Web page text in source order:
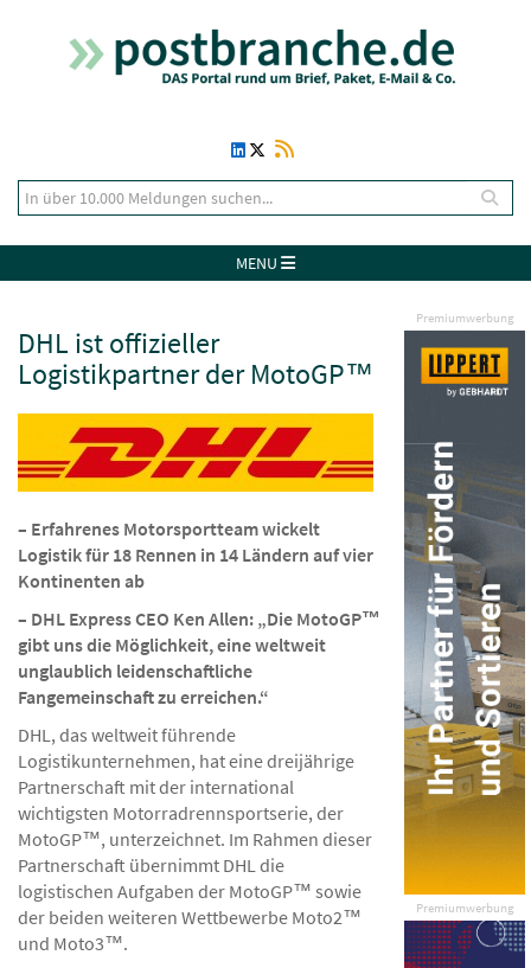
MENU
Premiumwerbung
Premiumwerbung
DHL ist offizieller
Logistikpartner der MotoGP™
– Erfahrenes Motorsportteam wickelt
Logistik für 18 Rennen in 14 Ländern auf vier
Kontinenten ab
– DHL Express CEO Ken Allen: „Die MotoGP™
gibt uns die Möglichkeit, eine weltweit
unglaublich leidenschaftliche
Fangemeinschaft zu erreichen.“
DHL, das weltweit führende
Logistikunternehmen, hat eine dreijährige
Partnerschaft mit der international
wichtigsten Motorradrennsportserie, der
MotoGP™, unterzeichnet. Im Rahmen dieser
Partnerschaft übernimmt DHL die
logistischen Aufgaben der MotoGP™ sowie
der beiden weiteren Wettbewerbe Moto2™
und Moto3™.